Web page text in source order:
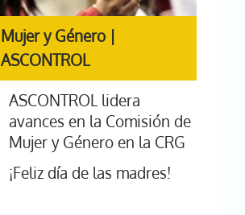
Mujer y Género |
ASCONTROL
ASCONTROL lidera
avances en la Comisión de
Mujer y Género en la CRG
¡Feliz día de las madres!